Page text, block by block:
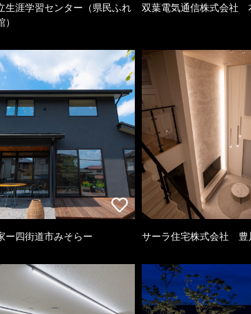
生涯学習センター（県民ふれ
双葉電気通信株式会社
ー四街道市みそらー サーラ住宅株式会社 豊